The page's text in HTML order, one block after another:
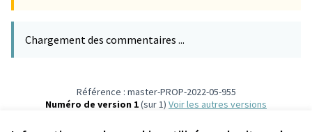
Chargement des commentaires ...
Référence : master-PROP-2022-05-955
Numéro de version 1(sur 1)
voir les autres versions